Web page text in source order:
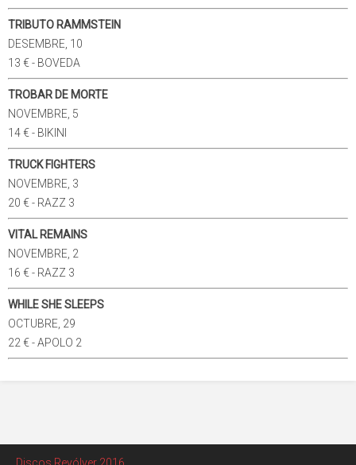
TRIBUTO RAMMSTEIN
DESEMBRE, 10
13 € - BOVEDA
TROBAR DE MORTE
NOVEMBRE, 5
14 € - BIKINI
TRUCK FIGHTERS
NOVEMBRE, 3
20 € - RAZZ 3
VITAL REMAINS
NOVEMBRE, 2
16 € - RAZZ 3
WHILE SHE SLEEPS
OCTUBRE, 29
22 € - APOLO 2